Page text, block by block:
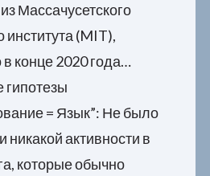
Массачусетского
института (MIT),
конце 2020 года…
= Язык”: Не было
никакой активности в
которые обычно